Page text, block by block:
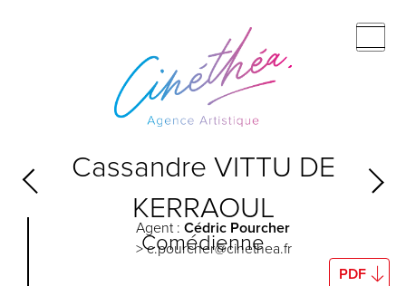
Cassandre VITTU DE
KERRAOUL
Comédienne
Agent : Cédric Pourcher
> c.pourcher@cinethea.fr
PDF